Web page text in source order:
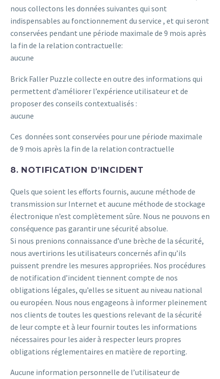
nous collectons les données suivantes qui sont
indispensables au fonctionnement du service , et qui seront
conservées pendant une période maximale de 9 mois après
la fin de la relation contractuelle:
aucune
Brick Faller Puzzle collecte en outre des informations qui
permettent d’améliorer l’expérience utilisateur et de
proposer des conseils contextualisés :
aucune
Ces données sont conservées pour une période maximale
de 9 mois après la fin de la relation contractuelle
8. NOTIFICATION D’INCIDENT
Quels que soient les efforts fournis, aucune méthode de
transmission sur Internet et aucune méthode de stockage
électronique n’est complètement sûre. Nous ne pouvons en
conséquence pas garantir une sécurité absolue.
Si nous prenions connaissance d’une brèche de la sécurité,
nous avertirions les utilisateurs concernés afin qu’ils
puissent prendre les mesures appropriées. Nos procédures
de notification d’incident tiennent compte de nos
obligations légales, qu’elles se situent au niveau national
ou européen. Nous nous engageons à informer pleinement
nos clients de toutes les questions relevant de la sécurité
de leur compte et à leur fournir toutes les informations
nécessaires pour les aider à respecter leurs propres
obligations réglementaires en matière de reporting.
Aucune information personnelle de l’utilisateur de